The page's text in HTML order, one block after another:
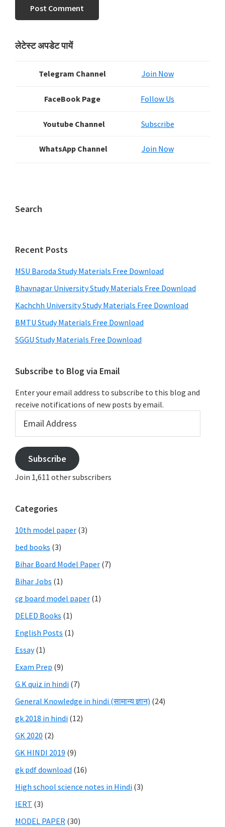
Primary
लेटेस्ट अपडेट पायें
Telegram Channel Join Now
FaceBook Page Follow Us
Youtube Channel Subscribe
WhatsApp Channel Join Now
Search
Recent Posts
MSU Baroda Study Materials Free Download
Bhavnagar University Study Materials Free Download
Kachchh University Study Materials Free Download
BMTU Study Materials Free Download
SGGU Study Materials Free Download
Subscribe to Blog via Email
Enter your email address to subscribe to this blog and
receive notifications of new posts by email.
Address
Subscribe
Join 1,611 other subscribers
Categories
10th model paper (3)
bed books (3)
Bihar Board Model Paper (7)
Bihar Jobs (1)
cg board model paper (1)
DELED Books (1)
English Posts (1)
Essay(1)
Exam Prep (9)
G.K quiz in hindi (7)
General Knowledge in hindi (सामान्य ज्ञान) (24)
gk 2018 in hindi (12)
GK 2020 (2)
GK HINDI 2019 (9)
gk pdf download (16)
High school science notes in Hindi (3)
IERT (3)
MODEL PAPER (30)